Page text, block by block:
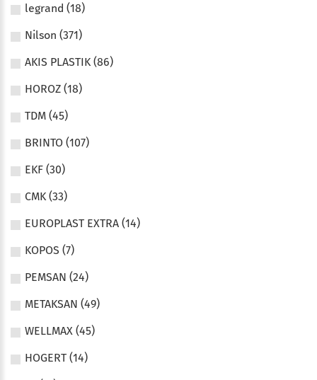
legrand (18)
Nilson (371)
AKIS PLASTIK (86)
HOROZ (18)
TDM (45)
BRINTO (107)
EKF (30)
CMK (33)
EUROPLAST EXTRA (14)
KOPOS (7)
PEMSAN (24)
METAKSAN (49)
WELLMAX (45)
HOGERT (14)